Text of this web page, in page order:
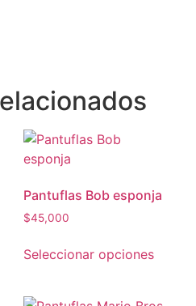
Pantuflas Bob esponja
$45,000
Seleccionar opciones